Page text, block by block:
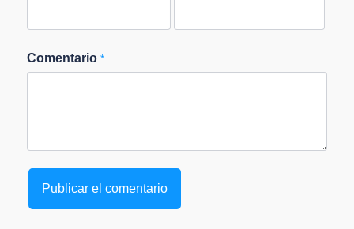
Comentario *